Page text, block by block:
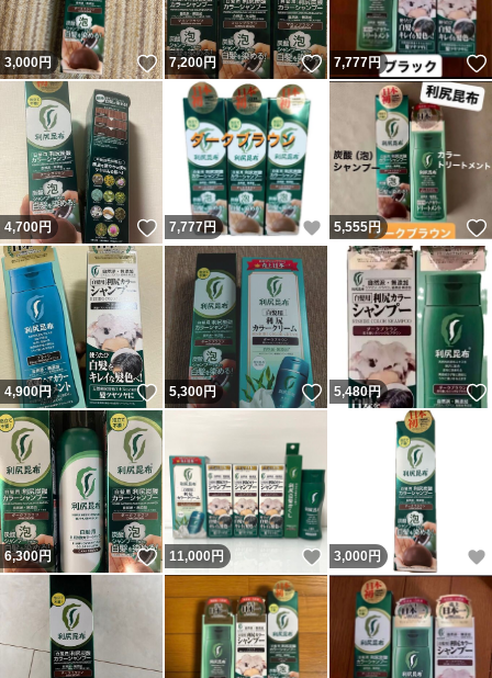
3,000円 いいね！
7,200円 いいね！
7,777円
4,700円 いいね！
7,777円 いいね！
5,555円
4,900円 いいね！
5,300円 いいね！
5,480円
6,300円 いいね！
11,000円 いいね！
3,000 円